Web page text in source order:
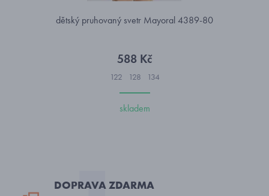
dětský pruhovaný svetr Mayoral 4389-80
588 Kč
122 128 134
skladem
DOPRAVA ZDARMA